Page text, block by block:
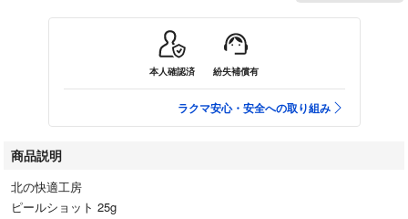
本人確認済 紛失補償有
ラクマ安心・安全への取り組み
商品説明
北の快適工房
ピールショット 25g